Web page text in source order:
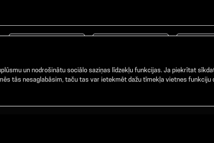
un nodrošinātu sociālo saziņas līdzekļu funkcijas. Ja piekrītat
tās nesaglabāsim, taču tas var ietekmēt dažu tīmekļa vietnes funkciju